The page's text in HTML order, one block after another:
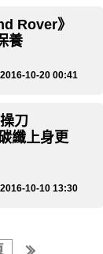
Rover》
養
2016-10-20 00:41
刀
纖上身更
2016-10-10 13:30